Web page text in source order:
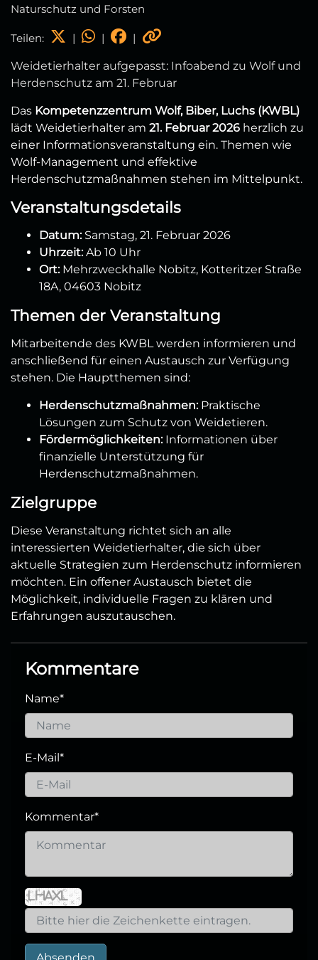
Naturschutz und Forsten
Teilen: | | |
Weidetierhalter aufgepasst: Infoabend zu Wolf und
Herdenschutz am 21. Februar
Das Kompetenzzentrum Wolf, Biber, Luchs (KWBL)
lädt Weidetierhalter am 21. Februar 2026 herzlich zu
einer Informationsveranstaltung ein. Themen wie
Wolf-Management und effektive
Herdenschutzmaßnahmen stehen im Mittelpunkt.
Veranstaltungsdetails
Datum:Samstag, 21. Februar 2026
Uhrzeit:Ab 10 Uhr
Ort:Mehrzweckhalle Nobitz, Kotteritzer Straße
18A, 04603 Nobitz
Themen der Veranstaltung
Mitarbeitende des KWBL werden informieren und
anschließend für einen Austausch zur Verfügung
stehen. Die Hauptthemen sind:
Herdenschutzmaßnahmen:Praktische
Lösungen zum Schutz von Weidetieren.
Fördermöglichkeiten:Informationen über
finanzielle Unterstützung für
Herdenschutzmaßnahmen.
Zielgruppe
Diese Veranstaltung richtet sich an alle
interessierten Weidetierhalter, die sich über
aktuelle Strategien zum Herdenschutz informieren
möchten. Ein offener Austausch bietet die
Möglichkeit, individuelle Fragen zu klären und
Erfahrungen auszutauschen.
Kommentare
Name*
E-Mail*
Kommentar*
Absenden